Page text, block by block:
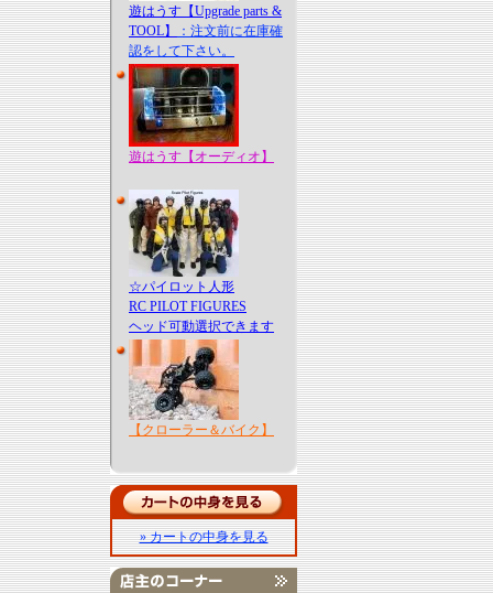
遊はうす【Upgrade parts &
TOOL】
：注文前に在庫確
認をして下さい。
遊はうす【オーディオ】
☆パイロット人形
RC PILOT FIGURES
ヘッド可動選択できます
【クローラー＆バイク】
» カートの中身を見る